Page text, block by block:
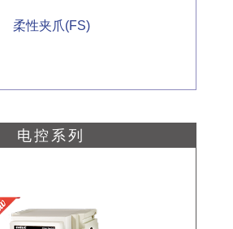
柔性夹爪(FS)
电控系列